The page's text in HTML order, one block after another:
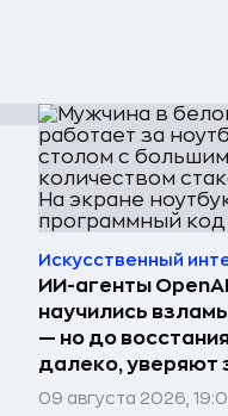
Искусственный
ИИ-агенты
научились
— но до
далеко, уверяют
09 августа 2026,